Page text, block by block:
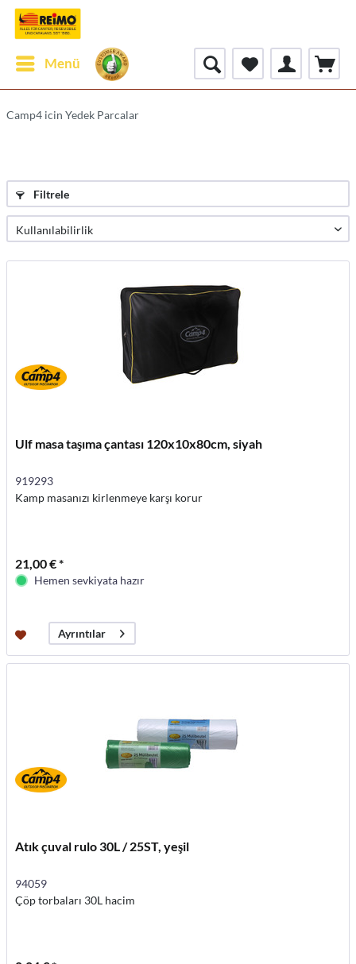
Menü
Camp4 icin Yedek Parcalar
Filtrele
Ulf masa taşıma çantası 120x10x80cm, siyah
919293
Kamp masanızı kirlenmeye karşı korur
21,00 € *
Hemen sevkiyata hazır
Ayrıntılar
Atık çuval rulo 30L / 25ST, yeşil
94059
Çöp torbaları 30L hacim